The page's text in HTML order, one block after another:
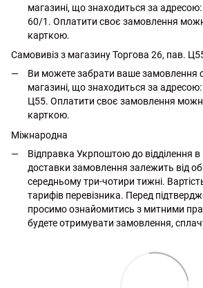
магазині, що знаходиться за
60/1. Оплатити своє замовлення
карткою.
Самовивіз з магазину Торгова 26, пав.
Ви можете забрати ваше замовлення
магазині, що знаходиться за
Ц55. Оплатити своє замовлення
карткою.
Міжнародна
Відправка Укрпоштою до відділення в
доставки замовлення залежить від
середньому три-чотири тижні.
тарифів перевізника. Перед
просимо ознайомитись з митними
будете отримувати замовлення,